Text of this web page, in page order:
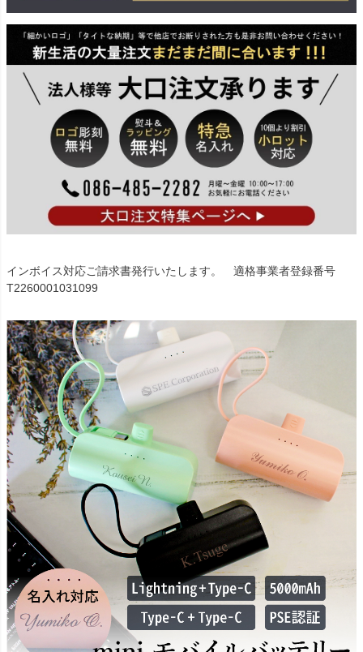
インボイス対応ご請求書発行いたします。 適格事業者登録番号
T2260001031099